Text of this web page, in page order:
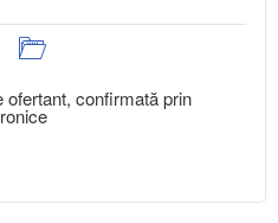
ofertant, confirmată prin